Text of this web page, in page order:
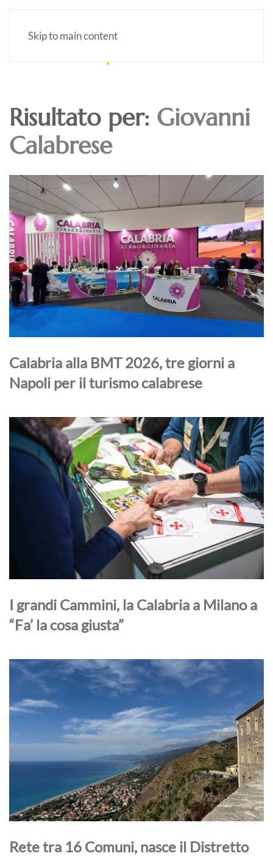
Skip to main content
Risultato per: Giovanni
Calabrese
Calabria alla BMT 2026, tre giorni a
Napoli per il turismo calabrese
I grandi Cammini, la Calabria a Milano a
“Fa’ la cosa giusta”
Rete tra 16 Comuni, nasce il Distretto